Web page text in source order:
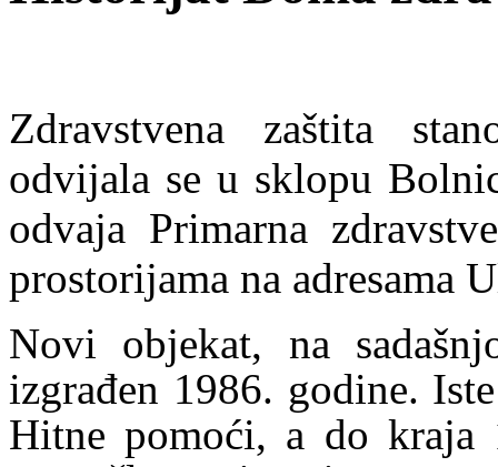
Zdravstvena zaštita
odvijala se u sklopu
odvaja Primarna
prostorijama na adresama
Novi objekat, na
izgrađen 1986. godine.
Hitne pomoći, a do kraja